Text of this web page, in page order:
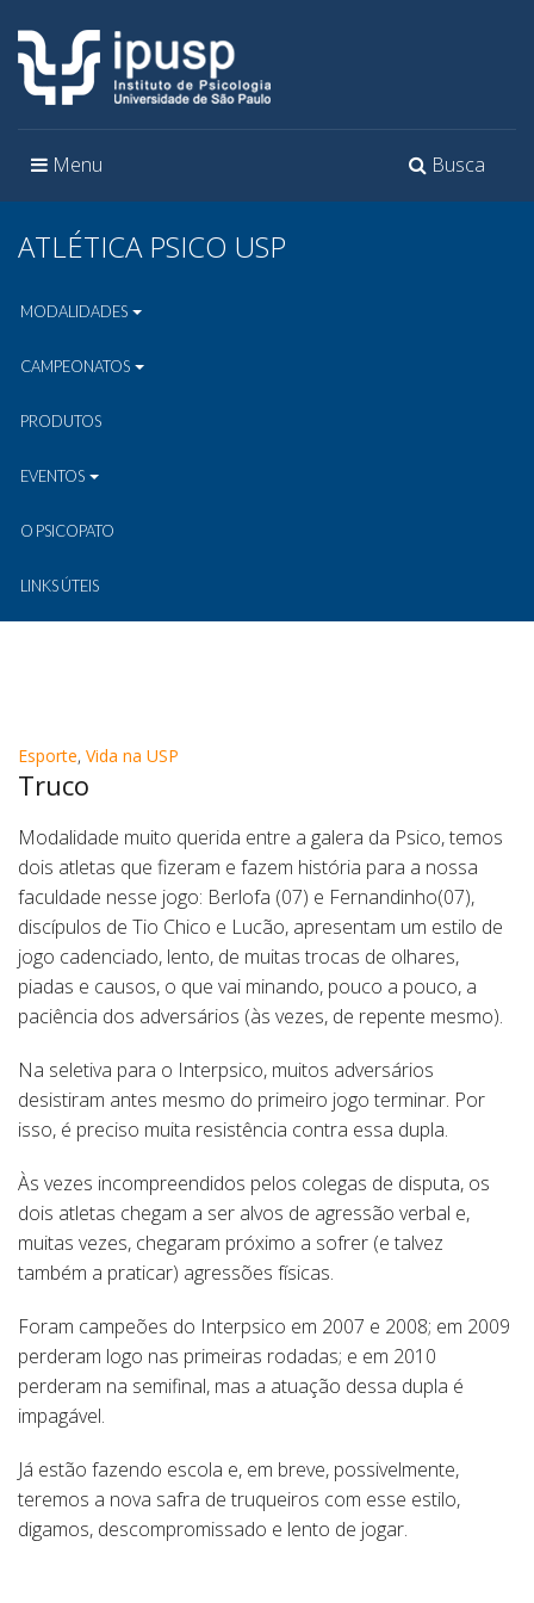
Toggle
Busca
Toggle
Menu
ATLÉTICA PSICO USP
MODALIDADES
CAMPEONATOS
PRODUTOS
EVENTOS
O PSICOPATO
LINKS ÚTEIS
Esporte, Vida na USP
Truco
Modalidade muito querida entre a galera da Psico, temos
dois atletas que fizeram e fazem história para a nossa
faculdade nesse jogo: Berlofa (07) e Fernandinho(07),
discípulos de Tio Chico e Lucão, apresentam um estilo de
jogo cadenciado, lento, de muitas trocas de olhares,
piadas e causos, o que vai minando, pouco a pouco, a
paciência dos adversários (às vezes, de repente mesmo).
Na seletiva para o Interpsico, muitos adversários
desistiram antes mesmo do primeiro jogo terminar. Por
isso, é preciso muita resistência contra essa dupla.
Às vezes incompreendidos pelos colegas de disputa, os
dois atletas chegam a ser alvos de agressão verbal e,
muitas vezes, chegaram próximo a sofrer (e talvez
também a praticar) agressões físicas.
Foram campeões do Interpsico em 2007 e 2008; em 2009
perderam logo nas primeiras rodadas; e em 2010
perderam na semifinal, mas a atuação dessa dupla é
impagável.
Já estão fazendo escola e, em breve, possivelmente,
teremos a nova safra de truqueiros com esse estilo,
digamos, descompromissado e lento de jogar.